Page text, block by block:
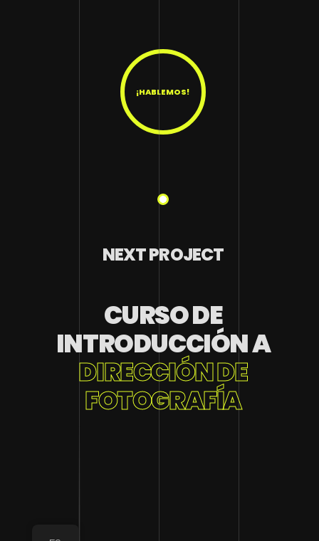
¡HABLEMOS!
NEXT PROJECT
CURSO DE
INTRODUCCIÓN A
DIRECCIÓN DE
FOTOGRAFÍA